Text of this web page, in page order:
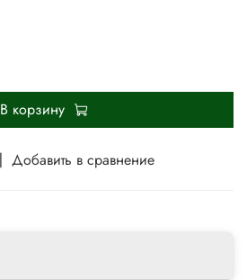
Добавить в сравнение
В корзину